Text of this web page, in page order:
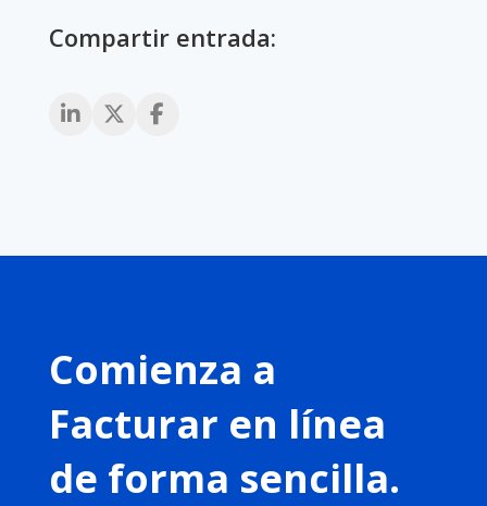
Compartir entrada:
Comienza a
Facturar en línea
de forma sencilla.